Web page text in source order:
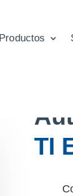
Productos
TI